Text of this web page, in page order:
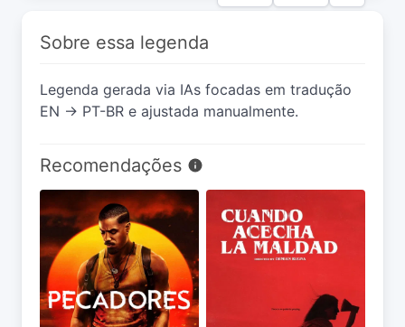
Sobre essa legenda
Legenda gerada via IAs focadas em tradução
EN → PT-BR e ajustada manualmente.
Recomendações